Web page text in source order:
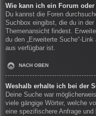
Wie kann ich ein Forum
Du kannst die Foren
Suchbox eingibst, die du in
Themenansicht findest.
du den „Erweiterte Suche“-
aus verfügbar ist.
NACH OBEN
Weshalb erhalte ich bei der
Deine Suche war
viele gängige Wörter, welche
eine spezifischere Anfrage